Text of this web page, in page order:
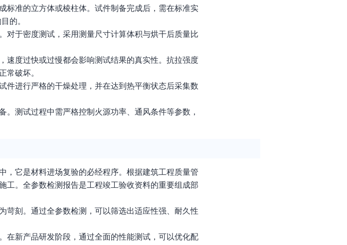
标准的立方体或棱柱体。试件制备完成后，需在标准实
的。
对于密度测试，采用测量尺寸计算体积与烘干后质量比
速度过快或过慢都会影响测试结果的真实性。抗拉强度
常破坏。
件进行严格的干燥处理，并在达到热平衡状态后采集数
测试过程中需严格控制火源功率、通风条件等参数，
，它是材料进场复验的必经程序。根据建筑工程质量管
工。全参数检测报告是工程竣工验收资料的重要组成部
苛刻。通过全参数检测，可以筛选出适应性强、耐久性
在新产品研发阶段，通过全面的性能测试，可以优化配